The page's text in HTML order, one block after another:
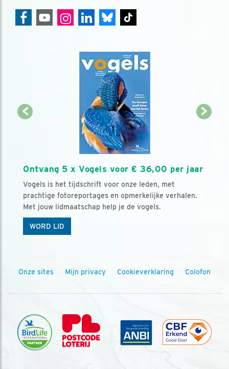
Ontvang 5 x Vogels voor € 36,00 per jaar
Vogels is het tijdschrift voor onze leden, met
prachtige fotoreportages en opmerkelijke verhalen.
Met jouw lidmaatschap help je de vogels.
WORD LID
Onze sites Mijn privacy Cookieverklaring Colofon